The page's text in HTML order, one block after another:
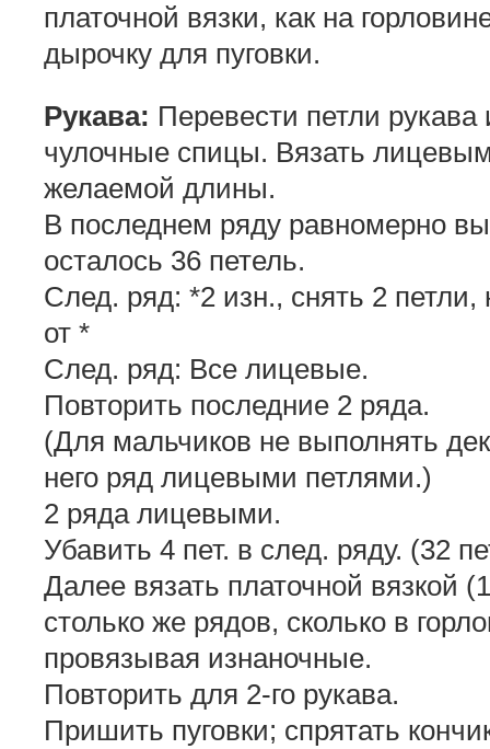
платочной вязки, как на
дырочку для пуговки.
Рукава: Перевести петли
чулочные спицы. Вязать
желаемой длины.
В последнем ряду равномерно
осталось 36 петель.
След. ряд: *2 изн., снять 2 петли,
от *
След. ряд: Все лицевые.
Повторить последние 2 ряда.
(Для мальчиков не выполнять
него ряд лицевыми петлями.)
2 ряда лицевыми.
Убавить 4 пет. в след. ряду. (32
Далее вязать платочной
столько же рядов, сколько в
провязывая изнаночные.
Повторить для 2-го рукава.
Пришить пуговки; спрятать